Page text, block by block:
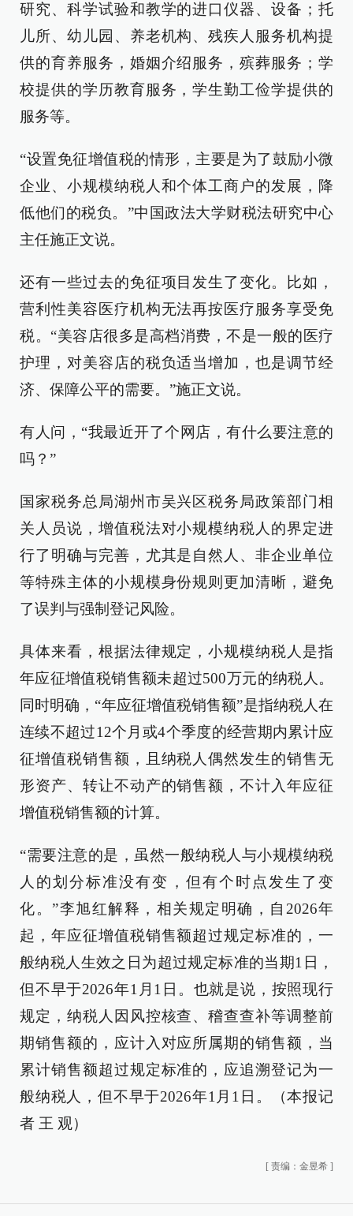
研究、科学试验和教学的进口仪器、设备；托
儿所、幼儿园、养老机构、残疾人服务机构提
供的育养服务，婚姻介绍服务，殡葬服务；学
校提供的学历教育服务，学生勤工俭学提供的
服务等。
“设置免征增值税的情形，主要是为了鼓励小微
企业、小规模纳税人和个体工商户的发展，降
低他们的税负。”中国政法大学财税法研究中心
主任施正文说。
还有一些过去的免征项目发生了变化。比如，
营利性美容医疗机构无法再按医疗服务享受免
税。“美容店很多是高档消费，不是一般的医疗
护理，对美容店的税负适当增加，也是调节经
济、保障公平的需要。”施正文说。
有人问，“我最近开了个网店，有什么要注意的
吗？”
国家税务总局湖州市吴兴区税务局政策部门相
关人员说，增值税法对小规模纳税人的界定进
行了明确与完善，尤其是自然人、非企业单位
等特殊主体的小规模身份规则更加清晰，避免
了误判与强制登记风险。
具体来看，根据法律规定，小规模纳税人是指
年应征增值税销售额未超过500万元的纳税人。
同时明确，“年应征增值税销售额”是指纳税人在
连续不超过12个月或4个季度的经营期内累计应
征增值税销售额，且纳税人偶然发生的销售无
形资产、转让不动产的销售额，不计入年应征
增值税销售额的计算。
“需要注意的是，虽然一般纳税人与小规模纳税
人的划分标准没有变，但有个时点发生了变
化。”李旭红解释，相关规定明确，自2026年
起，年应征增值税销售额超过规定标准的，一
般纳税人生效之日为超过规定标准的当期1日，
但不早于2026年1月1日。也就是说，按照现行
规定，纳税人因风控核查、稽查查补等调整前
期销售额的，应计入对应所属期的销售额，当
累计销售额超过规定标准的，应追溯登记为一
般纳税人，但不早于2026年1月1日。（本报记
者 王 观）
[ 责编：金昱希 ]